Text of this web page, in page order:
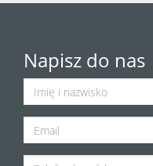
Napisz do nas